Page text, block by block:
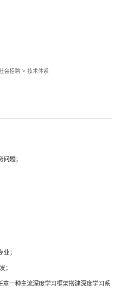
会招聘 > 技术体系
题；
；
；
一种主流深度学习框架搭建深度学习系